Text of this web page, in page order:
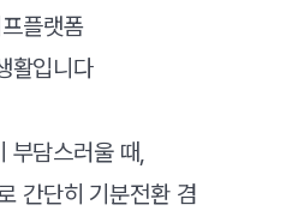
플랫폼
활입니다
부담스러울 때,
간단히 기분전환 겸